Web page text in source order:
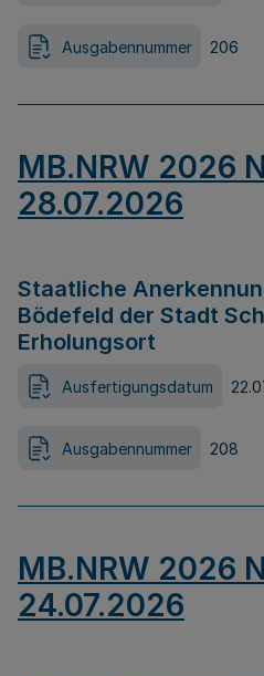
Ausgabennummer 206
MB.NRW 2026
28.07.2026
Staatliche
Bödefeld der Stadt
Erholungsort
Ausfertigungsdatum
Ausgabennummer 208
MB.NRW 2026
24.07.2026